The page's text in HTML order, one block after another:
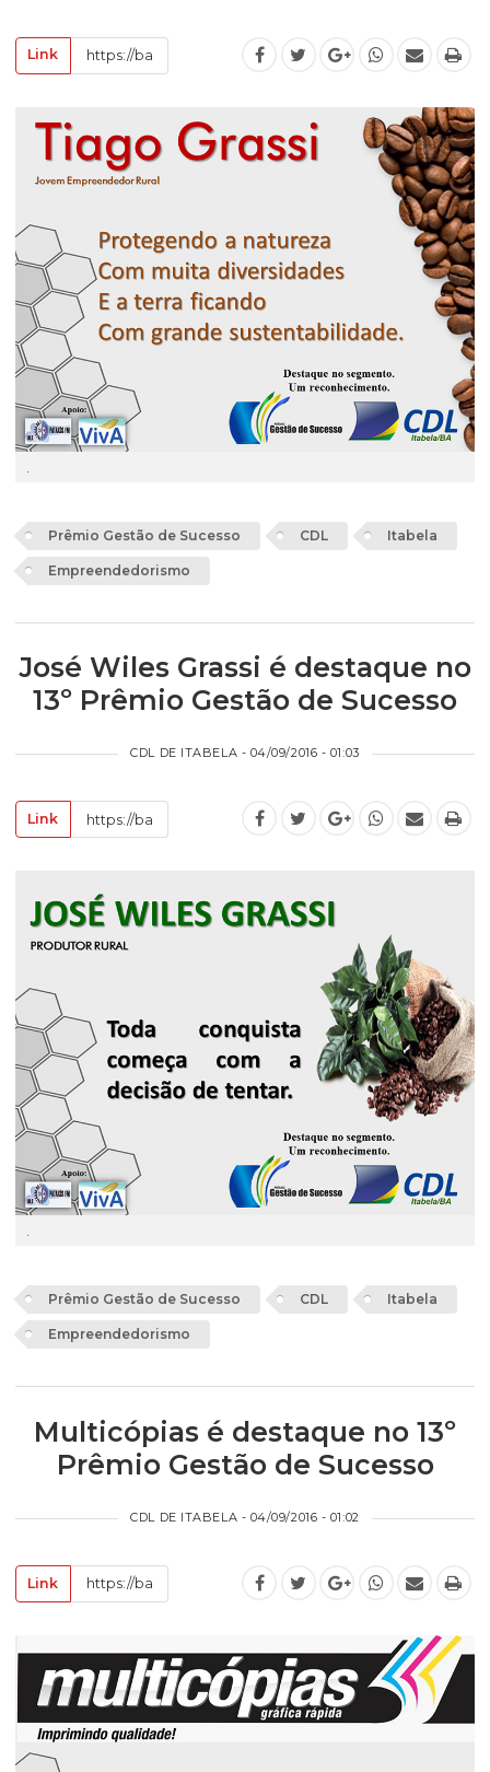
Link
Prêmio Gestão de Sucesso CDL Itabela
Empreendedorismo
José Wiles Grassi é destaque no
13º Prêmio Gestão de Sucesso
CDL DE ITABELA - 04/09/2016 - 01:03
Link
.
Prêmio Gestão de Sucesso CDL Itabela
Empreendedorismo
Multicópias é destaque no 13º
Prêmio Gestão de Sucesso
CDL DE ITABELA - 04/09/2016 - 01:02
Link